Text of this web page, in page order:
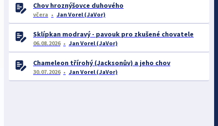
Chov hroznýšovce duhového
včera Jan Vorel (JaVor)
Sklípkan modravý - pavouk pro zkušené chovatele
06.08.2026 Jan Vorel (JaVor)
Chameleon třírohý (Jacksonův) a jeho chov
30.07.2026 Jan Vorel (JaVor)